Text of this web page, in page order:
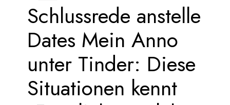
Schlussrede anstelle
Dates Mein Anno
unter Tinder: Diese
Situationen kennt